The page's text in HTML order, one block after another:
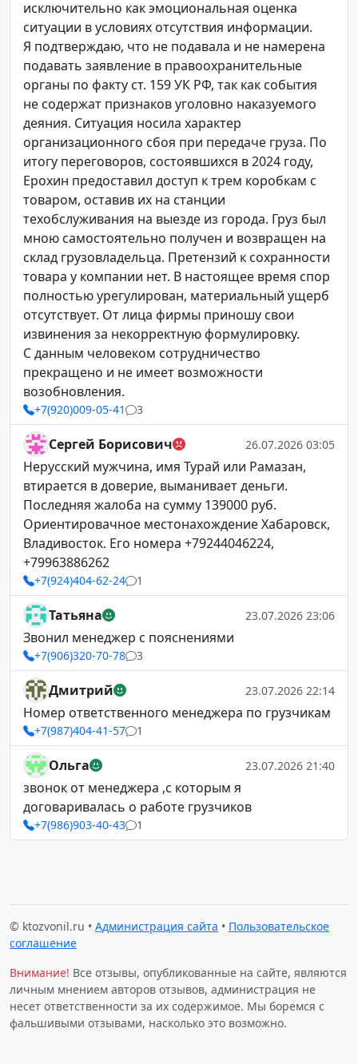
исключительно как эмоциональная оценка
ситуации в условиях отсутствия информации.
Я подтверждаю, что не подавала и не намерена
подавать заявление в правоохранительные
органы по факту ст. 159 УК РФ, так как события
не содержат признаков уголовно наказуемого
деяния. Ситуация носила характер
организационного сбоя при передаче груза. По
итогу переговоров, состоявшихся в 2024 году,
Ерохин предоставил доступ к трем коробкам с
товаром, оставив их на станции
техобслуживания на выезде из города. Груз был
мною самостоятельно получен и возвращен на
склад грузовладельца. Претензий к сохранности
товара у компании нет. В настоящее время спор
полностью урегулирован, материальный ущерб
отсутствует. От лица фирмы приношу свои
извинения за некорректную формулировку.
С данным человеком сотрудничество
прекращено и не имеет возможности
возобновления.
+7(920)009-05-41 3
Сергей Борисович 26.07.2026 03:05
Нерусский мужчина, имя Турай или Рамазан,
втирается в доверие, выманивает деньги.
Последняя жалоба на сумму 139000 руб.
Ориентировачное местонахождение Хабаровск,
Владивосток. Его номера +79244046224,
+79963886262
+7(924)404-62-24 1
Татьяна 23.07.2026 23:06
Звонил менеджер с пояснениями
+7(906)320-70-78 3
Дмитрий 23.07.2026 22:14
Номер ответственного менеджера по грузчикам
+7(987)404-41-57 1
Ольга 23.07.2026 21:40
звонок от менеджера ,с которым я
договаривалась о работе грузчиков
+7(986)903-40-43 1
© ktozvonil.ru • Администрация сайта • Пользовательское
соглашение
Внимание! Все отзывы, опубликованные на сайте, являются
личным мнением авторов отзывов, администрация не
несет ответственности за их содержимое. Мы боремся с
фальшивыми отзывами, насколько это возможно.